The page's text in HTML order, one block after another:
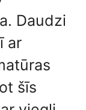
Daudzi
ar
šīs